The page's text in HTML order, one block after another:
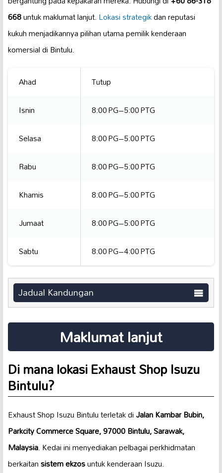
668untuk maklumat lanjut.Lokasi strategikdan reputasi
kukuh menjadikannya pilihan utama pemilik kenderaan
komersial di Bintulu.
Ahad
Tutup
Isnin
8:00 PG–5:00 PTG
Selasa
8:00 PG–5:00 PTG
Rabu
8:00 PG–5:00 PTG
Khamis
8:00 PG–5:00 PTG
Jumaat
8:00 PG–5:00 PTG
Sabtu
8:00 PG–4:00 PTG
Jadual Kandungan
Maklumat lanjut
Di mana lokasi Exhaust Shop Isuzu
Bintulu?
Exhaust Shop Isuzu Bintulu terletak diJalan Kambar Bubin,
Parkcity Commerce Square, 97000 Bintulu, Sarawak,
Malaysia. Kedai ini menyediakan pelbagai perkhidmatan
berkaitansistem ekzosuntuk kenderaan Isuzu.